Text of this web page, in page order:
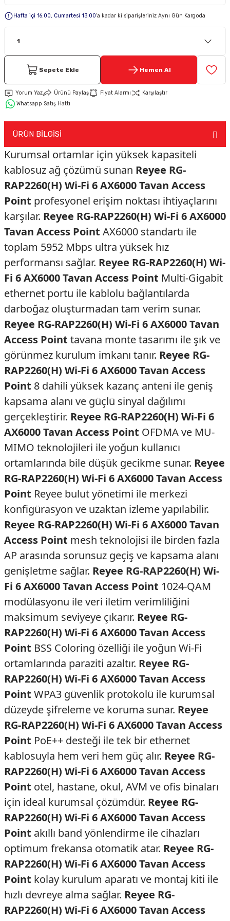
Hafta içi 16:00, Cumartesi 13:00’a kadar ki siparişleriniz Aynı Gün Kargoda
Sepete Ekle Hemen Al
Yorum Yaz Ürünü Paylaş Fiyat Alarmı
Karşılaştır
Whatsapp Satış Hattı
ÜRÜN BİLGİSİ
Kurumsal ortamlar için yüksek kapasiteli
kablosuz ağ çözümü sunan Reyee RG-
RAP2260(H) Wi-Fi 6 AX6000 Tavan Access
Point profesyonel erişim noktası ihtiyaçlarını
karşılar. Reyee RG-RAP2260(H) Wi-Fi 6 AX6000
Tavan Access Point AX6000 standartı ile
toplam 5952 Mbps ultra yüksek hız
performansı sağlar. Reyee RG-RAP2260(H) Wi-
Fi 6 AX6000 Tavan Access Point Multi-Gigabit
ethernet portu ile kablolu bağlantılarda
darboğaz oluşturmadan tam verim sunar.
Reyee RG-RAP2260(H) Wi-Fi 6 AX6000 Tavan
Access Point tavana monte tasarımı ile şık ve
görünmez kurulum imkanı tanır. Reyee RG-
RAP2260(H) Wi-Fi 6 AX6000 Tavan Access
Point 8 dahili yüksek kazanç anteni ile geniş
kapsama alanı ve güçlü sinyal dağılımı
gerçekleştirir. Reyee RG-RAP2260(H) Wi-Fi 6
AX6000 Tavan Access Point OFDMA ve MU-
MIMO teknolojileri ile yoğun kullanıcı
ortamlarında bile düşük gecikme sunar. Reyee
RG-RAP2260(H) Wi-Fi 6 AX6000 Tavan Access
Point Reyee bulut yönetimi ile merkezi
konfigürasyon ve uzaktan izleme yapılabilir.
Reyee RG-RAP2260(H) Wi-Fi 6 AX6000 Tavan
Access Point mesh teknolojisi ile birden fazla
AP arasında sorunsuz geçiş ve kapsama alanı
genişletme sağlar. Reyee RG-RAP2260(H) Wi-
Fi 6 AX6000 Tavan Access Point 1024-QAM
modülasyonu ile veri iletim verimliliğini
maksimum seviyeye çıkarır. Reyee RG-
RAP2260(H) Wi-Fi 6 AX6000 Tavan Access
Point BSS Coloring özelliği ile yoğun Wi-Fi
ortamlarında paraziti azaltır. Reyee RG-
RAP2260(H) Wi-Fi 6 AX6000 Tavan Access
Point WPA3 güvenlik protokolü ile kurumsal
düzeyde şifreleme ve koruma sunar. Reyee
RG-RAP2260(H) Wi-Fi 6 AX6000 Tavan Access
Point PoE++ desteği ile tek bir ethernet
kablosuyla hem veri hem güç alır. Reyee RG-
RAP2260(H) Wi-Fi 6 AX6000 Tavan Access
Point otel, hastane, okul, AVM ve ofis binaları
için ideal kurumsal çözümdür. Reyee RG-
RAP2260(H) Wi-Fi 6 AX6000 Tavan Access
Point akıllı band yönlendirme ile cihazları
optimum frekansa otomatik atar. Reyee RG-
RAP2260(H) Wi-Fi 6 AX6000 Tavan Access
Point kolay kurulum aparatı ve montaj kiti ile
hızlı devreye alma sağlar. Reyee RG-
RAP2260(H) Wi-Fi 6 AX6000 Tavan Access